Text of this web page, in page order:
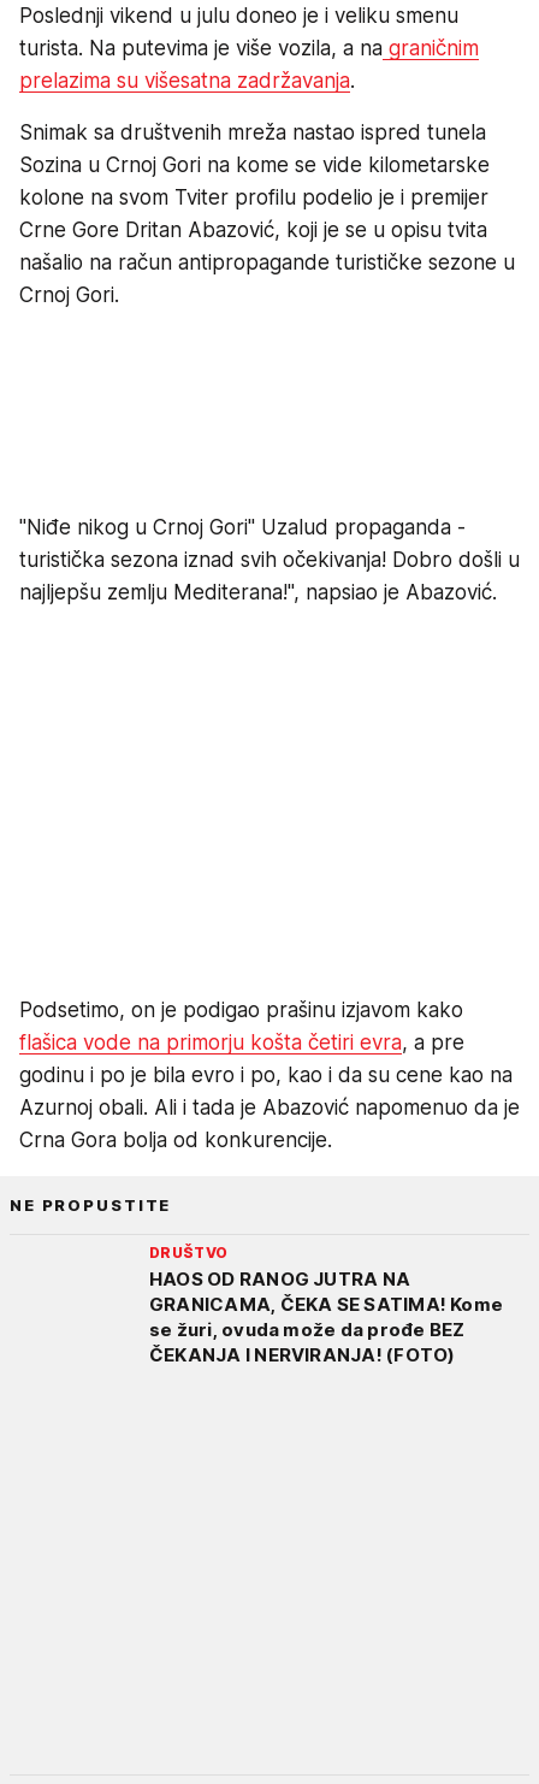
Poslednji vikend u julu doneo je i veliku smenu
turista. Na putevima je više vozila, a na graničnim
prelazima su višesatna zadržavanja.
Snimak sa društvenih mreža nastao ispred tunela
Sozina u Crnoj Gori na kome se vide kilometarske
kolone na svom Tviter profilu podelio je i premijer
Crne Gore Dritan Abazović, koji je se u opisu tvita
našalio na račun antipropagande turističke sezone u
Crnoj Gori.
"Niđe nikog u Crnoj Gori" Uzalud propaganda -
turistička sezona iznad svih očekivanja! Dobro došli u
najljepšu zemlju Mediterana!", napsiao je Abazović.
Podsetimo, on je podigao prašinu izjavom kako
flašica vode na primorju košta četiri evra, a pre
godinu i po je bila evro i po, kao i da su cene kao na
Azurnoj obali. Ali i tada je Abazović napomenuo da je
Crna Gora bolja od konkurencije.
NE PROPUSTITE
DRUŠTVO
HAOS OD RANOG JUTRA NA
GRANICAMA, ČEKA SE SATIMA! Kome
se žuri, ovuda može da prođe BEZ
ČEKANJA I NERVIRANJA! (FOTO)